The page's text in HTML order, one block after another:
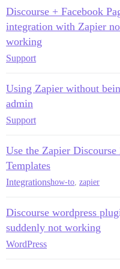
Discourse + Facebook
integration with Zapier
working
Support
Using Zapier without
admin
Support
Use the Zapier Discourse
Templates
Integrationshow-to, zapier
Discourse wordpress
suddenly not working
WordPress